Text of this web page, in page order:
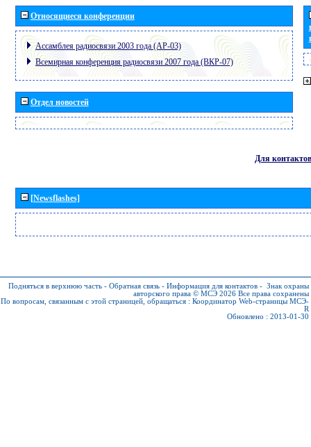
Относящиеся конференции
Ассамблея радиосвязи 2003 года (АР-03)
Всемирная конференция радиосвязи 2007 года (ВКР-07)
Отдел новостей
Для контактов
[Newsflashes]
Подняться в верхнюю часть - Обратная связь - Информация для контактов - Знак охраны
авторского права © МСЭ 2026 Все права сохранены
По вопросам, связанным с этой страницей, обращаться : Координатор Web-страницы МСЭ-
R
Обновлено : 2013-01-30